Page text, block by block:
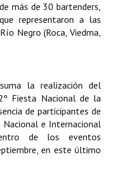
más de 30 bartenders,
representaron a las
Negro (Roca, Viedma,
la realización del
Fiesta Nacional de la
de participantes de
e Internacional
de los eventos
en este último